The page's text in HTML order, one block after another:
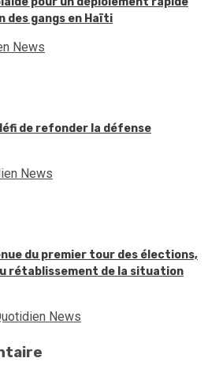
des gangs en Haïti
News
de refonder la défense
News
du premier tour des élections,
rétablissement de la situation
News